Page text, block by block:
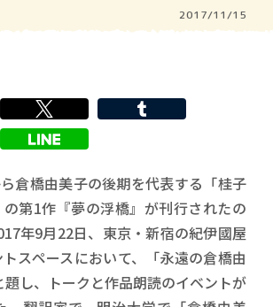
2017/11/15
倉橋由美子の後期を代表する「桂子
第1作『夢の浮橋』が刊行されたの
年9月22日、東京・新宿の紀伊國屋
スペースにおいて、「永遠の倉橋由
し、トークと作品朗読のイベントが